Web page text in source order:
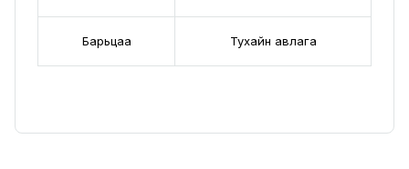
Барьцаа Тухайн авлага